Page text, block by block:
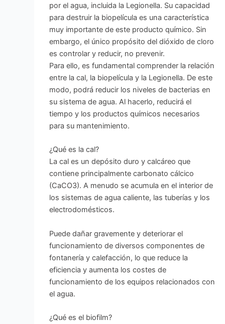
por el agua, incluida la Legionella. Su capacidad
para destruir la biopelícula es una característica
muy importante de este producto químico. Sin
embargo, el único propósito del dióxido de cloro
es controlar y reducir, no prevenir.
Para ello, es fundamental comprender la relación
entre la cal, la biopelícula y la Legionella. De este
modo, podrá reducir los niveles de bacterias en
su sistema de agua. Al hacerlo, reducirá el
tiempo y los productos químicos necesarios
para su mantenimiento.
¿Qué es la cal?
La cal es un depósito duro y calcáreo que
contiene principalmente carbonato cálcico
(CaCO3). A menudo se acumula en el interior de
los sistemas de agua caliente, las tuberías y los
electrodomésticos.
Puede dañar gravemente y deteriorar el
funcionamiento de diversos componentes de
fontanería y calefacción, lo que reduce la
eficiencia y aumenta los costes de
funcionamiento de los equipos relacionados con
el agua.
¿Qué es el biofilm?